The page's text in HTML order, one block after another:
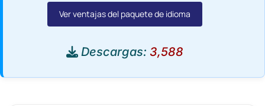
Ver ventajas del paquete de idioma
Descargas: 3,588